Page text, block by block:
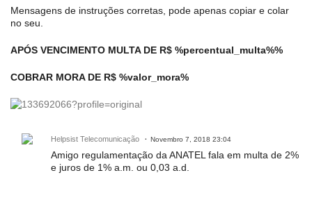
Mensagens de instruções corretas, pode apenas copiar e colar
no seu.
APÓS VENCIMENTO MULTA DE R$ %percentual_multa%%
COBRAR MORA DE R$ %valor_mora%
Helpsist Telecomunicação Novembro 7, 2018 23:04
Amigo regulamentação da ANATEL fala em multa de 2%
e juros de 1% a.m. ou 0,03 a.d.